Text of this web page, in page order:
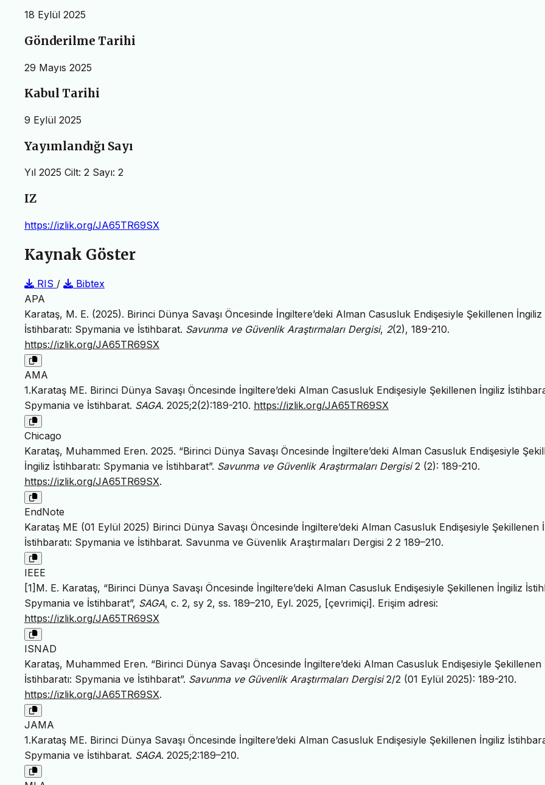
18 Eylül 2025
Gönderilme Tarihi
29 Mayıs 2025
Kabul Tarihi
9 Eylül 2025
Yayımlandığı Sayı
Yıl 2025 Cilt: 2 Sayı: 2
IZ
https://izlik.org/JA65TR69SX
Kaynak Göster
RIS /
Bibtex
APA
Karataş, M. E. (2025). Birinci Dünya Savaşı Öncesinde İngiltere’deki Alman Casusluk Endişesiyle Şekillenen İngiliz
İstihbaratı: Spymania ve İstihbarat. Savunma ve Güvenlik Araştırmaları Dergisi, 2(2), 189-210.
https://izlik.org/JA65TR69SX
AMA
1.Karataş ME. Birinci Dünya Savaşı Öncesinde İngiltere’deki Alman Casusluk Endişesiyle Şekillenen İngiliz
Spymania ve İstihbarat. SAGA. 2025;2(2):189-210. https://izlik.org/JA65TR69SX
Chicago
Karataş, Muhammed Eren. 2025. “Birinci Dünya Savaşı Öncesinde İngiltere’deki Alman Casusluk Endişesiyle
İngiliz İstihbaratı: Spymania ve İstihbarat”. Savunma ve Güvenlik Araştırmaları Dergisi2 (2): 189-210.
https://izlik.org/JA65TR69SX.
EndNote
Karataş ME (01 Eylül 2025) Birinci Dünya Savaşı Öncesinde İngiltere’deki Alman Casusluk Endişesiyle Şekillenen
İstihbaratı: Spymania ve İstihbarat. Savunma ve Güvenlik Araştırmaları Dergisi 2 2 189–210.
IEEE
[1]M. E. Karataş, “Birinci Dünya Savaşı Öncesinde İngiltere’deki Alman Casusluk Endişesiyle Şekillenen İngiliz
Spymania ve İstihbarat”, SAGA, c. 2, sy 2, ss. 189–210, Eyl. 2025, [çevrimiçi]. Erişim adresi:
https://izlik.org/JA65TR69SX
ISNAD
Karataş, Muhammed Eren. “Birinci Dünya Savaşı Öncesinde İngiltere’deki Alman Casusluk Endişesiyle Şekillenen
İstihbaratı: Spymania ve İstihbarat”. Savunma ve Güvenlik Araştırmaları Dergisi2/2 (01 Eylül 2025): 189-210.
https://izlik.org/JA65TR69SX.
JAMA
1.Karataş ME. Birinci Dünya Savaşı Öncesinde İngiltere’deki Alman Casusluk Endişesiyle Şekillenen İngiliz
Spymania ve İstihbarat. SAGA. 2025;2:189–210.